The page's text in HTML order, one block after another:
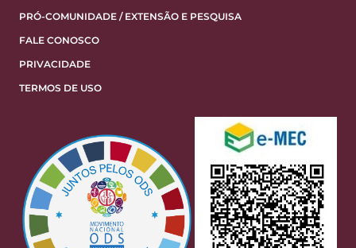
PRÓ-COMUNIDADE / EXTENSÃO E PESQUISA
FALE CONOSCO
PRIVACIDADE
TERMOS DE USO